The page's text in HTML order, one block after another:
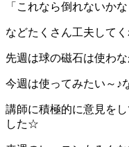
「これなら倒れないかな
などたくさん工夫して
先週は球の磁石は使わ
今週は使ってみたい～♪
講師に積極的に意見を
した☆